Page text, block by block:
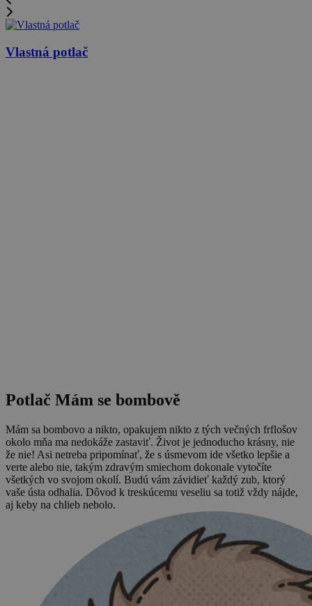
Vlastná potlač
Potlač Mám se bombově
Mám sa bombovo a nikto, opakujem nikto z tých večných frflošov
okolo mňa ma nedokáže zastaviť. Život je jednoducho krásny, nie
že nie! Asi netreba pripomínať, že s úsmevom ide všetko lepšie a
verte alebo nie, takým zdravým smiechom dokonale vytočíte
všetkých vo svojom okolí. Budú vám závidieť každý zub, ktorý
vaše ústa odhalia. Dôvod k treskúcemu veseliu sa totiž vždy nájde,
aj keby na chlieb nebolo.